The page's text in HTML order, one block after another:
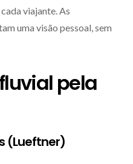
viajante. As
uma visão pessoal, sem
pela
(Lueftner)